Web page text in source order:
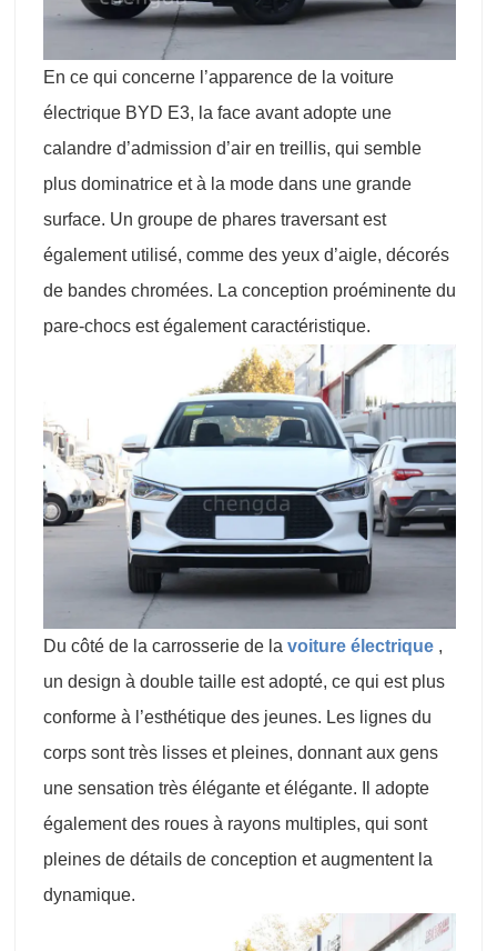
En ce qui concerne l’apparence de la voiture
électrique BYD E3, la face avant adopte une
calandre d’admission d’air en treillis, qui semble
plus dominatrice et à la mode dans une grande
surface. Un groupe de phares traversant est
également utilisé, comme des yeux d’aigle, décorés
de bandes chromées. La conception proéminente du
pare-chocs est également caractéristique.
Du côté de la carrosserie de la voiture électrique ,
un design à double taille est adopté, ce qui est plus
conforme à l’esthétique des jeunes. Les lignes du
corps sont très lisses et pleines, donnant aux gens
une sensation très élégante et élégante. Il adopte
également des roues à rayons multiples, qui sont
pleines de détails de conception et augmentent la
dynamique.